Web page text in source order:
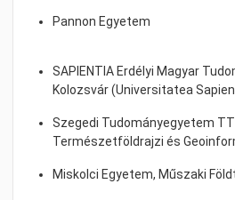
Pannon Egyetem
SAPIENTIA Erdélyi Magyar
Kolozsvár (Universitatea
Szegedi Tudományegyetem
Természetföldrajzi és
Miskolci Egyetem, Műszaki